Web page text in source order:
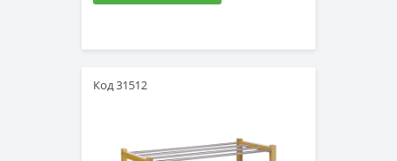
Код 31512